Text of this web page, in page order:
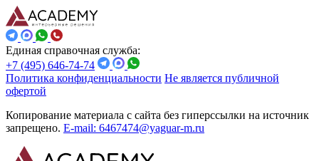
Единая справочная служба:
+7 (495) 646-74-74
Политика конфиденциальности Не является публичной
офертой
Копирование материала с сайта без гиперссылки на источник
запрещено. E-mail: 6467474@yaguar-m.ru